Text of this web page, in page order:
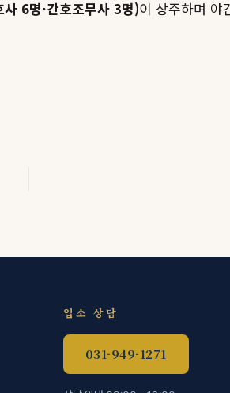
6명·간호조무사 3명)이 상주하며 야
입소 상담
031-949-1271